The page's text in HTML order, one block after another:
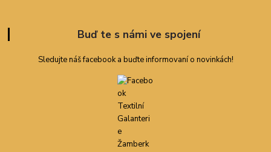
Buď te s námi ve spojení
Sledujte náš facebook a buďte informovaní o novinkách!